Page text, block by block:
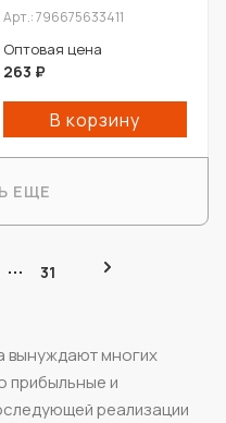
Арт.: 796675633411
Оптовая цена
263 ₽
В корзину
ЕЩЕ
31
вынуждают многих
прибыльные и
реализации